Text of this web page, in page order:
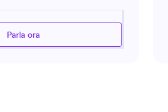
intende fornire
Sfrutta la sua
Parla ora